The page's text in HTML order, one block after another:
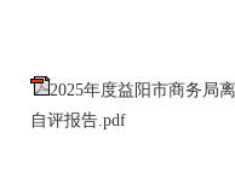
2025年度益阳市商务局
自评报告.pdf